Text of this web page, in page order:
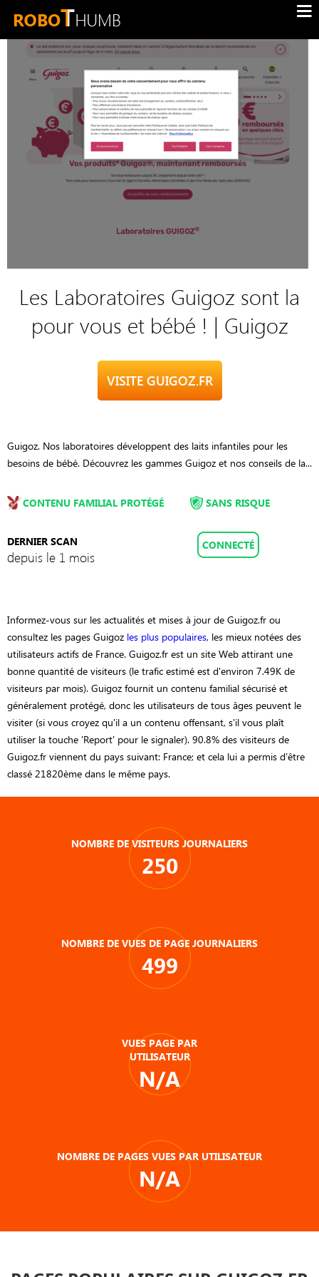
Les Laboratoires Guigoz sont la
pour vous et bébé ! | Guigoz
VISITE GUIGOZ.FR
Guigoz. Nos laboratoires développent des laits infantiles pour les
besoins de bébé. Découvrez les gammes Guigoz et nos conseils de la...
CONTENU FAMILIAL PROTÉGÉ
DERNIER SCAN
depuis le 1 mois
SANS RISQUE
CONNECTÉ
Informez-vous sur les actualités et mises à jour de Guigoz.fr ou
consultez les pages Guigoz les plus populaires, les mieux notées des
utilisateurs actifs de France. Guigoz.fr est un site Web attirant une
bonne quantité de visiteurs (le trafic estimé est d'environ 7.49K de
visiteurs par mois). Guigoz fournit un contenu familial sécurisé et
généralement protégé, donc les utilisateurs de tous âges peuvent le
visiter (si vous croyez qu'il a un contenu offensant, s'il vous plaît
utiliser la touche 'Report' pour le signaler). 90.8% des visiteurs de
Guigoz.fr viennent du pays suivant: France; et cela lui a permis d’être
classé 21820ème dans le même pays.
NOMBRE DE VISITEURS JOURNALIERS
250
NOMBRE DE VUES DE PAGE JOURNALIERS
499
VUES PAGE PAR
UTILISATEUR
N/A
NOMBRE DE PAGES VUES PAR UTILISATEUR
N/A